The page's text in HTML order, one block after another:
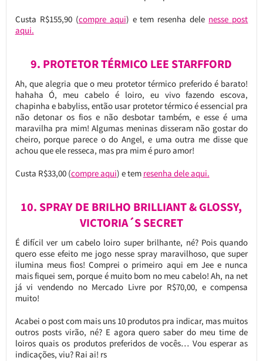
Custa R$155,90 (compre aqui) e tem resenha dele nesse post
aqui.
9. PROTETOR TÉRMICO LEE STARFFORD
Ah, que alegria que o meu protetor térmico preferido é barato!
hahaha Ó, meu cabelo é loiro, eu vivo fazendo escova,
chapinha e babyliss, então usar protetor térmico é essencial pra
não detonar os fios e não desbotar também, e esse é uma
maravilha pra mim! Algumas meninas disseram não gostar do
cheiro, porque parece o do Angel, e uma outra me disse que
achou que ele resseca, mas pra mim é puro amor!
Custa R$33,00 (compre aqui) e tem resenha dele aqui.
10. SPRAY DE BRILHO BRILLIANT & GLOSSY,
VICTORIA´S SECRET
É difícil ver um cabelo loiro super brilhante, né? Pois quando
quero esse efeito me jogo nesse spray maravilhoso, que super
ilumina meus fios! Comprei o primeiro aqui em Jee e nunca
mais fiquei sem, porque é muito bom no meu cabelo! Ah, na net
já vi vendendo no Mercado Livre por R$70,00, e compensa
muito!
Acabei o post com mais uns 10 produtos pra indicar, mas muitos
outros posts virão, né? E agora quero saber do meu time de
loiros quais os produtos preferidos de vocês… Vou esperar as
indicações, viu? Rai ai! rs